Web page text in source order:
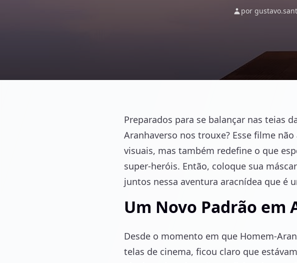
por
Preparados para se balançar nas teias
Aranhaverso nos trouxe? Esse filme
visuais, mas também redefine o que
super-heróis. Então, coloque sua
juntos nessa aventura aracnídea que é
Um Novo Padrão em
Desde o momento em que Homem-
telas de cinema, ficou claro que